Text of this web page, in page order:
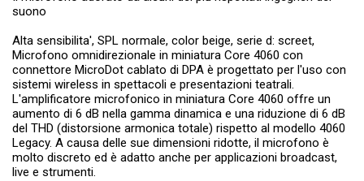
suono
Alta sensibilita', SPL normale, color beige, serie d: screet,
Microfono omnidirezionale in miniatura Core 4060 con
connettore MicroDot cablato di DPA è progettato per l'uso con
sistemi wireless in spettacoli e presentazioni teatrali.
L'amplificatore microfonico in miniatura Core 4060 offre un
aumento di 6 dB nella gamma dinamica e una riduzione di 6 dB
del THD (distorsione armonica totale) rispetto al modello 4060
Legacy. A causa delle sue dimensioni ridotte, il microfono è
molto discreto ed è adatto anche per applicazioni broadcast,
live e strumenti.